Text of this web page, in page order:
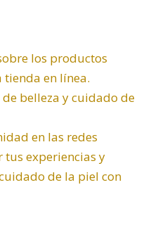
los productos
tienda en línea.
belleza y cuidado de
en las redes
experiencias y
de la piel con